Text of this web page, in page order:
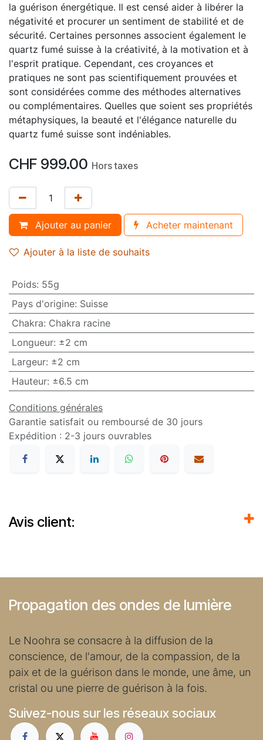
la guérison énergétique. Il est censé aider à libérer la
négativité et procurer un sentiment de stabilité et de
sécurité. Certaines personnes associent également le
quartz fumé suisse à la créativité, à la motivation et à
l'esprit pratique. Cependant, ces croyances et
pratiques ne sont pas scientifiquement prouvées et
sont considérées comme des méthodes alternatives
ou complémentaires. Quelles que soient ses propriétés
métaphysiques, la beauté et l'élégance naturelle du
quartz fumé suisse sont indéniables.
CHF 999.00 Hors taxes
Ajouter au panier Acheter maintenant
Ajouter à la liste de souhaits
Poids: 55g
Pays d'origine: Suisse
Chakra: Chakra racine
Longueur: ±2 cm
Largeur: ±2 cm
Hauteur: ±6.5 cm
Conditions générales
Garantie satisfait ou remboursé de 30 jours
Expédition : 2-3 jours ouvrables
Avis client:
Propagation des ondes de lumière
Le Noohra se consacre à la diffusion de la
conscience, de l'amour, de la compassion, de la
paix et de la guérison dans le monde, une âme, un
cristal ou une pierre de guérison à la fois.
Suivez-nous sur les réseaux sociaux